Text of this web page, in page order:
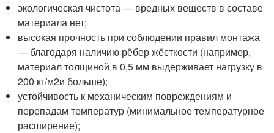
экологическая чистота — вредных веществ в составе
материала нет;
высокая прочность при соблюдении правил монтажа
— благодаря наличию рёбер жёсткости (например,
материал толщиной в 0,5 мм выдерживает нагрузку в
200 кг/м2и больше);
устойчивость к механическим повреждениям и
перепадам температур (минимальное температурное
расширение);